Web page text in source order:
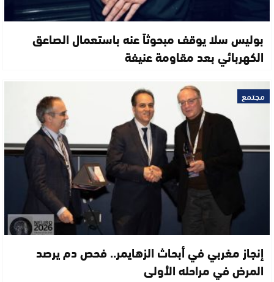
بوليس سلا يوقف مبحوثاً عنه باستعمال الصاعق
الكهربائي بعد مقاومة عنيفة
مجتمع
إنجاز مغربي في أبحاث الزهايمر.. فحص دم يرصد
المرض في مراحله الأولى